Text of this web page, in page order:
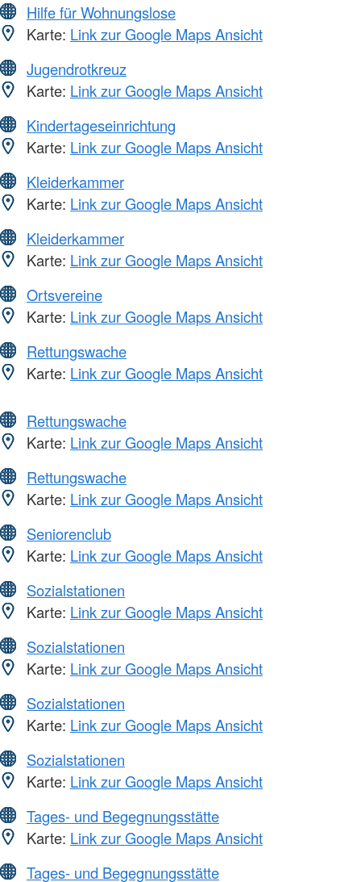
Hilfe für Wohnungslose
Karte: Link zur Google Maps Ansicht
Jugendrotkreuz
Karte: Link zur Google Maps Ansicht
Kindertageseinrichtung
Karte: Link zur Google Maps Ansicht
Kleiderkammer
Karte: Link zur Google Maps Ansicht
Kleiderkammer
Karte: Link zur Google Maps Ansicht
Ortsvereine
Karte: Link zur Google Maps Ansicht
Rettungswache
Karte: Link zur Google Maps Ansicht
Rettungswache
Karte: Link zur Google Maps Ansicht
Rettungswache
Karte: Link zur Google Maps Ansicht
Seniorenclub
Karte: Link zur Google Maps Ansicht
Sozialstationen
Karte: Link zur Google Maps Ansicht
Sozialstationen
Karte: Link zur Google Maps Ansicht
Sozialstationen
Karte: Link zur Google Maps Ansicht
Sozialstationen
Karte: Link zur Google Maps Ansicht
Tages- und Begegnungsstätte
Karte: Link zur Google Maps Ansicht
Tages- und Begegnungsstätte